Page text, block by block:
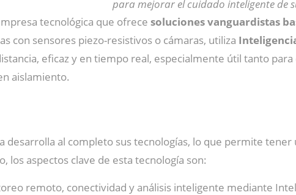
para mejorar el cuidado inteligente de
tecnológica que ofrece soluciones vanguardistas
con sensores piezo-resistivos o cámaras, utiliza
eficaz y en tiempo real, especialmente útil tanto
aislamiento.
desarrolla al completo sus tecnologías, lo que permite tener
los aspectos clave de esta tecnología son:
remoto, conectividad y análisis inteligente mediante